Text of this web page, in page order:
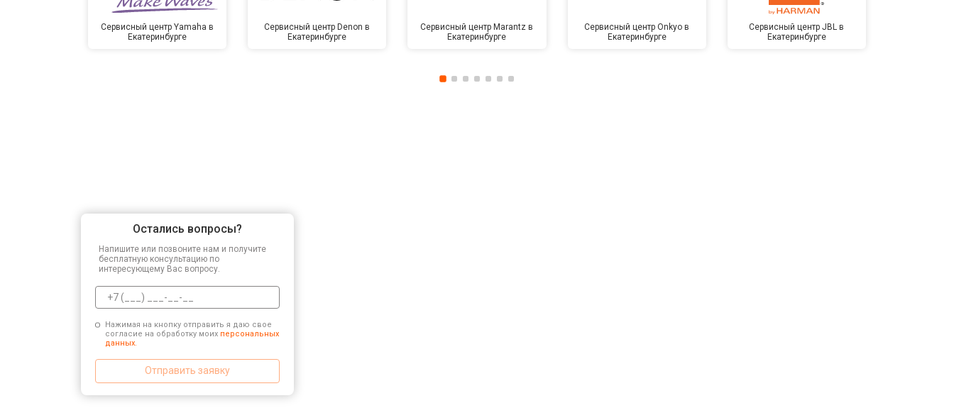
Сервисный центр Yamaha в
Екатеринбурге
Сервисный центр Denon в
Екатеринбурге
Сервисный центр Marantz в
Екатеринбурге
Сервисный центр Onkyo в
Екатеринбурге
Сервисный центр JBL в
Екатеринбурге
Остались вопросы?
Напишите или позвоните нам и получите
бесплатную консультацию по
интересующему Вас вопросу.
Нажимая на кнопку отправить я даю свое
согласие на обработку моих персональных
данных.
Отправить заявку